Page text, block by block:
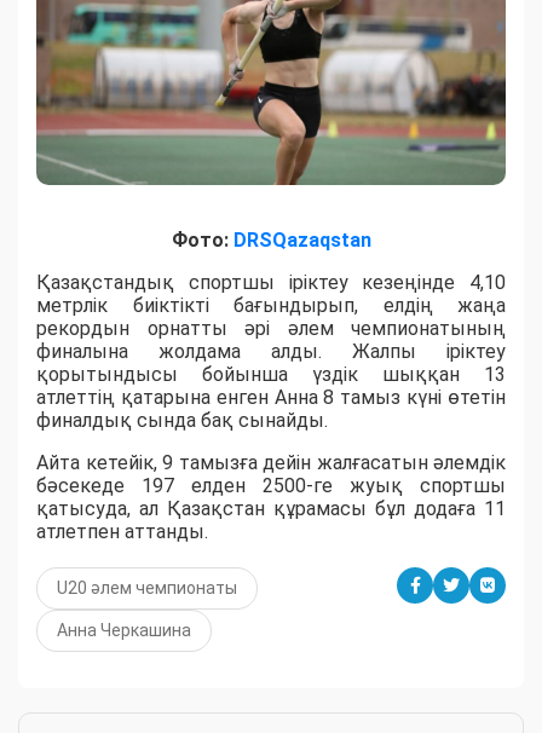
Фото: DRSQazaqstan
Қазақстандық спортшы іріктеу кезеңінде 4,10
метрлік биіктікті бағындырып, елдің жаңа
рекордын орнатты әрі әлем чемпионатының
финалына жолдама алды. Жалпы іріктеу
қорытындысы бойынша үздік шыққан 13
атлеттің қатарына енген Анна 8 тамыз күні өтетін
финалдық сында бақ сынайды.
Айта кетейік, 9 тамызға дейін жалғасатын әлемдік
бәсекеде 197 елден 2500-ге жуық спортшы
қатысуда, ал Қазақстан құрамасы бұл додаға 11
атлетпен аттанды.
U20 әлем чемпионаты
Анна Черкашина